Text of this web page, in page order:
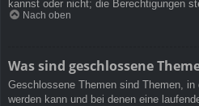
kannst oder nicht; die Berechtigungen
Nach oben
Was sind geschlossene
Geschlossene Themen sind Themen,
werden kann und bei denen eine